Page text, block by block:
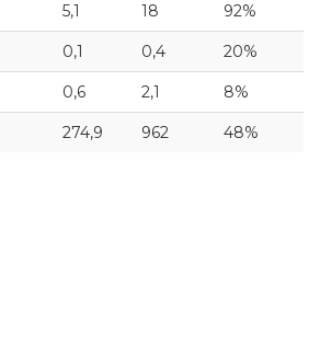
5,1 18 92%
0,1 0,4 20%
0,6 2,1 8%
274,9 962 48%